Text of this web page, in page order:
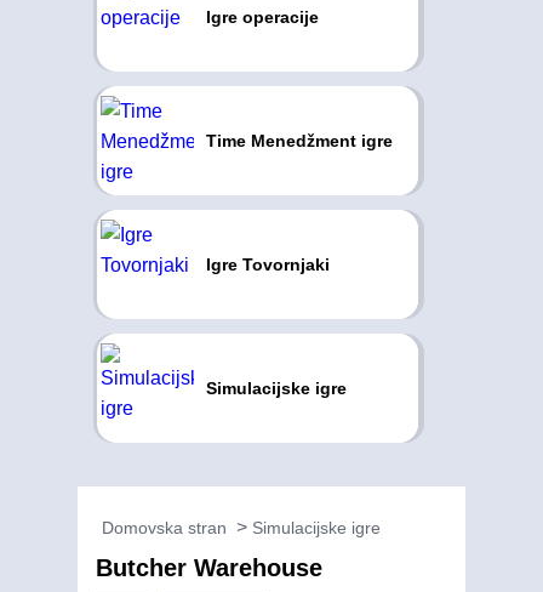
Igre operacije
Time Menedžment igre
Igre Tovornjaki
Simulacijske igre
Domovska stran Simulacijske igre
Butcher Warehouse